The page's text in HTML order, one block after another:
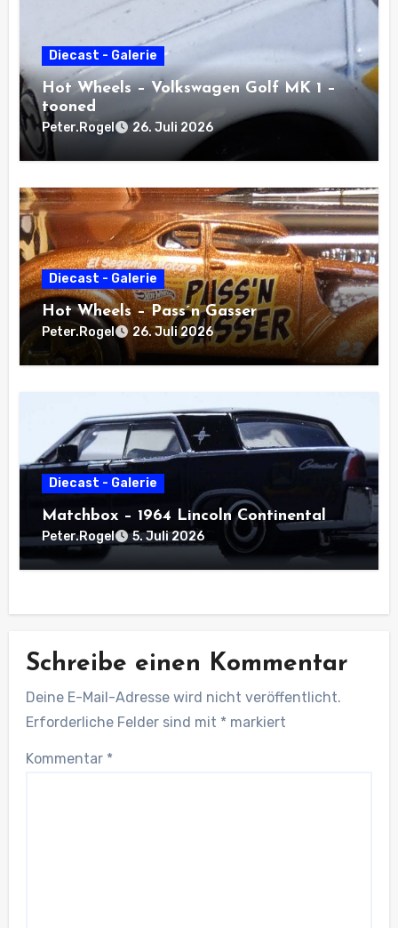
Diecast - Galerie
Hot Wheels – Volkswagen Golf MK 1 –
tooned
Peter.Rogel 26. Juli 2026
Diecast - Galerie
Hot Wheels – Pass´n Gasser
Peter.Rogel 26. Juli 2026
Diecast - Galerie
Matchbox – 1964 Lincoln Continental
Peter.Rogel 5. Juli 2026
Schreibe einen Kommentar
Deine E-Mail-Adresse wird nicht veröffentlicht.
Erforderliche Felder sind mit * markiert
Kommentar *